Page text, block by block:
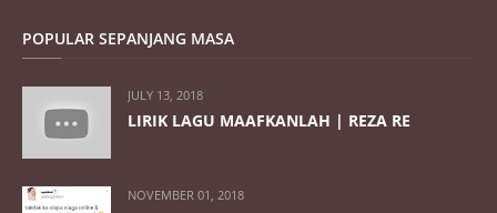
POPULAR SEPANJANG MASA
JULY 13, 2018
LIRIK LAGU MAAFKANLAH | REZA RE
NOVEMBER 01, 2018